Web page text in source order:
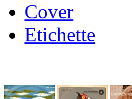
Cover
Etichette